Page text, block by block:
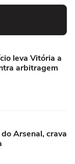
leva Vitória a
arbitragem
Arsenal, crava